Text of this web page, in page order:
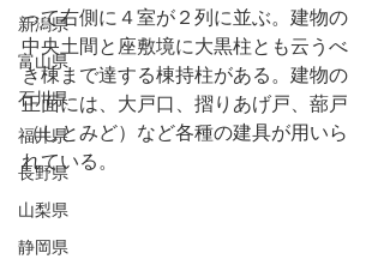
新潟県
富山県
石川県
福井県
長野県
山梨県
静岡県
って右側に４室が２列に並ぶ。建物の
中央土間と座敷境に大黒柱とも云うべ
き棟まで達する棟持柱がある。建物の
正面には、大戸口、摺りあげ戸、蔀戸
（しとみど）など各種の建具が用いら
れている。